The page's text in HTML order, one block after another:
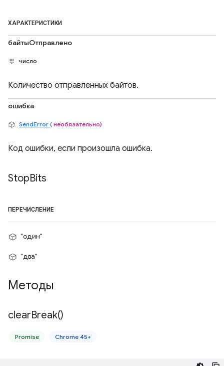
ХАРАКТЕРИСТИКИ
байтыОтправлено
число
Количество отправленных байтов.
ошибка
SendError ( необязательно)
Код ошибки, если произошла ошибка.
StopBits
ПЕРЕЧИСЛЕНИЕ
"один"
"два"
Методы
clearBreak()
Promise Chrome 45+